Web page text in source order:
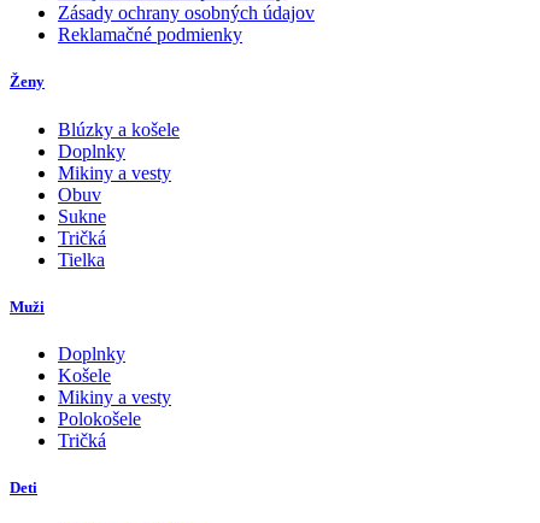
Zásady ochrany osobných údajov
Reklamačné podmienky
Ženy
Blúzky a košele
Doplnky
Mikiny a vesty
Obuv
Sukne
Tričká
Tielka
Muži
Doplnky
Košele
Mikiny a vesty
Polokošele
Tričká
Deti